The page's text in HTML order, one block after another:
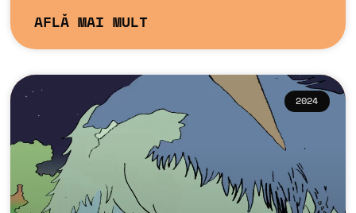
AFLĂ MAI MULT
2024